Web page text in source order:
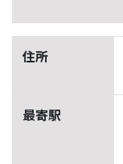
住所
最寄駅